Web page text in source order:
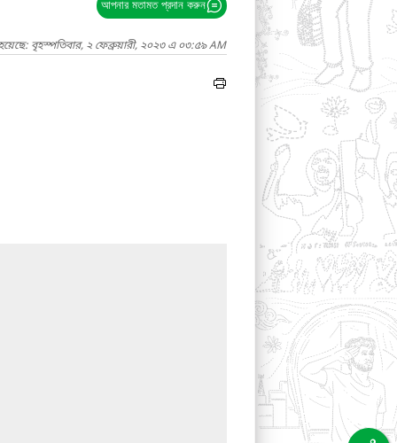
আপনার মতামত প্রদান করুন
বৃহস্পতিবার, ২ ফেব্রুয়ারী, ২০২৩ এ ০৩:৫৯ AM